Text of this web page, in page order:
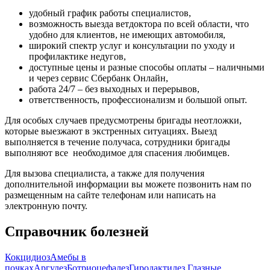
удобный график работы специалистов,
возможность выезда ветдоктора по всей области, что
удобно для клиентов, не имеющих автомобиля,
широкий спектр услуг и консультации по уходу и
профилактике недугов,
доступные цены и разные способы оплаты – наличными
и через сервис Сбербанк Онлайн,
работа 24/7 – без выходных и перерывов,
ответственность, профессионализм и большой опыт.
Для особых случаев предусмотрены бригады неотложки,
которые выезжают в экстренных ситуациях. Выезд
выполняется в течение получаса, сотрудники бригады
выполняют все необходимое для спасения любимцев.
Для вызова специалиста, а также для получения
дополнительной информации вы можете позвонить нам по
размещенным на сайте телефонам или написать на
электронную почту.
Справочник болезней
КокцидиозАмебы в
почкахАргулезБотриоцефалезГиродактилез Глазные